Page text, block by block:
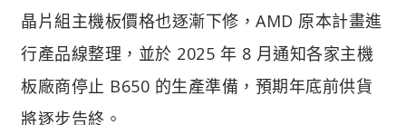
晶片組主機板價格也逐漸下修，AMD 原本計畫進
行產品線整理，並於 2025 年 8 月通知各家主機
板廠商停止 B650 的生產準備，預期年底前供貨
將逐步告終。